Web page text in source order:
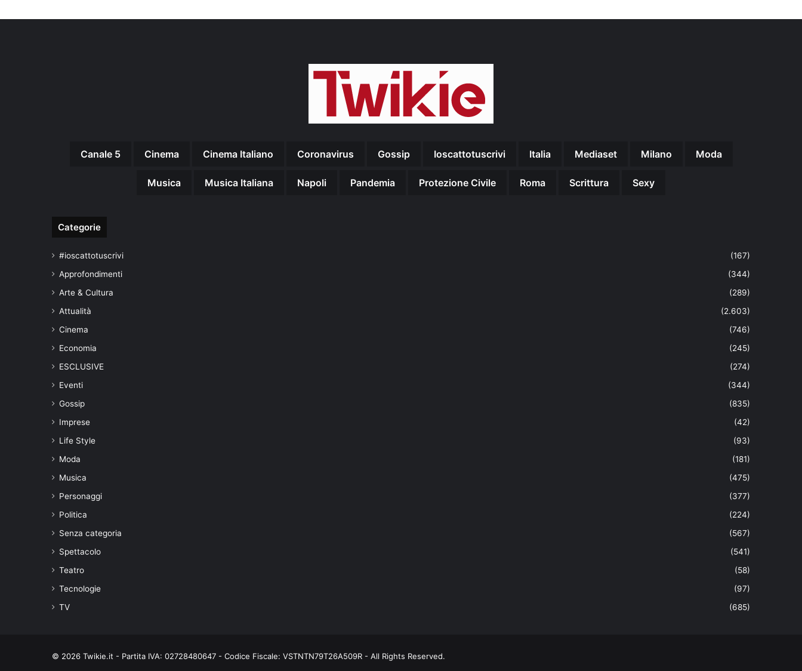
Canale 5 Cinema Cinema Italiano Coronavirus Gossip Ioscattotuscrivi Italia Mediaset Milano Moda
Musica Musica Italiana Napoli Pandemia Protezione Civile Roma Scrittura Sexy
Categorie
#ioscattotuscrivi
(167)
Approfondimenti
(344)
Arte & Cultura
(289)
Attualità
(2.603)
Cinema
(746)
Economia
(245)
ESCLUSIVE
(274)
Eventi
(344)
Gossip
(835)
Imprese
(42)
Life Style
(93)
Moda
(181)
Musica
(475)
Personaggi
(377)
Politica
(224)
Senza categoria
(567)
Spettacolo
(541)
Teatro
(58)
Tecnologie
(97)
TV
(685)
© 2026 Twikie.it - Partita IVA: 02728480647 - Codice Fiscale: VSTNTN79T26A509R - All Rights Reserved.